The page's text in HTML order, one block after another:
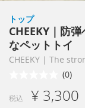
トップ
CHEEKY｜防
なペットトイ
CHEEKY | The
(0)
税込 ¥ 3,300